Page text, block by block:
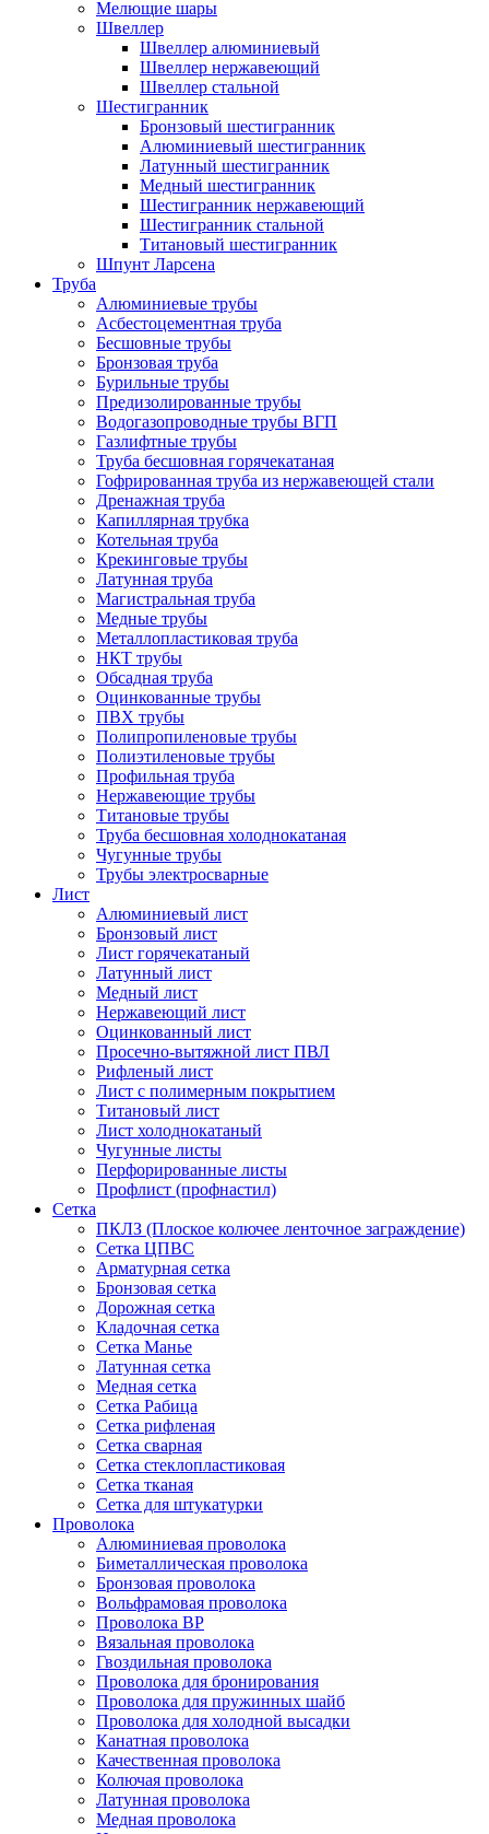
Мелющие шары
Швеллер
Швеллер алюминиевый
Швеллер нержавеющий
Швеллер стальной
Шестигранник
Бронзовый шестигранник
Алюминиевый шестигранник
Латунный шестигранник
Медный шестигранник
Шестигранник нержавеющий
Шестигранник стальной
Титановый шестигранник
Шпунт Ларсена
Труба
Алюминиевые трубы
Асбестоцементная труба
Бесшовные трубы
Бронзовая труба
Бурильные трубы
Предизолированные трубы
Водогазопроводные трубы ВГП
Газлифтные трубы
Труба бесшовная горячекатаная
Гофрированная труба из нержавеющей стали
Дренажная труба
Капиллярная трубка
Котельная труба
Крекинговые трубы
Латунная труба
Магистральная труба
Медные трубы
Металлопластиковая труба
НКТ трубы
Обсадная труба
Оцинкованные трубы
ПВХ трубы
Полипропиленовые трубы
Полиэтиленовые трубы
Профильная труба
Нержавеющие трубы
Титановые трубы
Труба бесшовная холоднокатаная
Чугунные трубы
Трубы электросварные
Лист
Алюминиевый лист
Бронзовый лист
Лист горячекатаный
Латунный лист
Медный лист
Нержавеющий лист
Оцинкованный лист
Просечно-вытяжной лист ПВЛ
Рифленый лист
Лист с полимерным покрытием
Титановый лист
Лист холоднокатаный
Чугунные листы
Перфорированные листы
Профлист (профнастил)
Сетка
ПКЛЗ (Плоское колючее ленточное заграждение)
Сетка ЦПВС
Арматурная сетка
Бронзовая сетка
Дорожная сетка
Кладочная сетка
Сетка Манье
Латунная сетка
Медная сетка
Сетка Рабица
Сетка рифленая
Сетка сварная
Сетка стеклопластиковая
Сетка тканая
Сетка для штукатурки
Проволока
Алюминиевая проволока
Биметаллическая проволока
Бронзовая проволока
Вольфрамовая проволока
Проволока ВР
Вязальная проволока
Гвоздильная проволока
Проволока для бронирования
Проволока для пружинных шайб
Проволока для холодной высадки
Канатная проволока
Качественная проволока
Колючая проволока
Латунная проволока
Медная проволока